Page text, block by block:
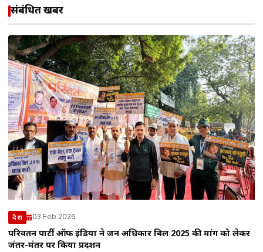
संबंधित खबरें
देश 03 Feb 2026
परिवर्तन पार्टी ऑफ इंडिया ने जन अधिकार बिल 2025 की मांग को लेकर
जंतर-मंतर पर किया प्रदर्शन